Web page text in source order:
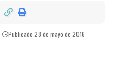
Publicado 28 de mayo de 2016